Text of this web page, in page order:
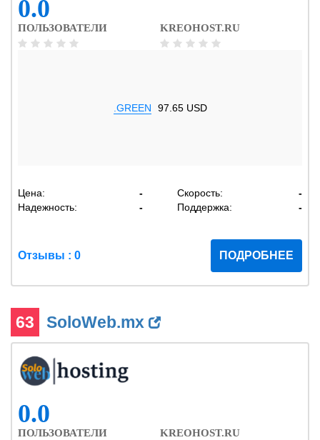
0.0
ПОЛЬЗОВАТЕЛИ KREOHOST.RU
.GREEN 97.65 USD
Цена: - Скорость:
-
Надежность:
- Поддержка: -
Отзывы : 0 ПОДРОБНЕЕ
63 SoloWeb.mx
0.0
ПОЛЬЗОВАТЕЛИ KREOHOST.RU